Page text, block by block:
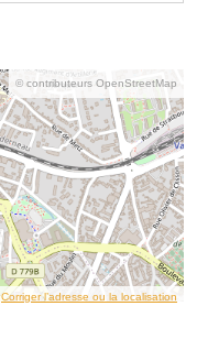
© contributeurs OpenStreetMap
Corriger l’adresse ou la localisation